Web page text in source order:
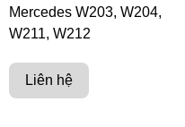
Mercedes W203, W204,
W211, W212
Liên hệ